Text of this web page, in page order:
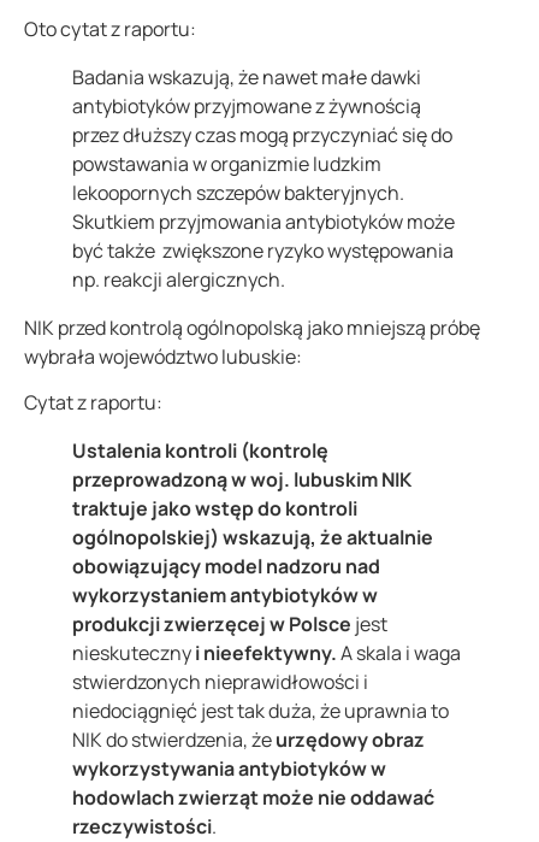
Oto cytat z raportu:
Badania wskazują, że nawet małe dawki
antybiotyków przyjmowane z żywnością
przez dłuższy czas mogą przyczyniać się do
powstawania w organizmie ludzkim
lekoopornych szczepów bakteryjnych.
Skutkiem przyjmowania antybiotyków może
być także zwiększone ryzyko występowania
np. reakcji alergicznych.
NIK przed kontrolą ogólnopolską jako mniejszą próbę
wybrała województwo lubuskie:
Cytat z raportu:
Ustalenia kontroli (kontrolę
przeprowadzoną w woj. lubuskim NIK
traktuje jako wstęp do kontroli
ogólnopolskiej) wskazują, że aktualnie
obowiązujący model nadzoru nad
wykorzystaniem antybiotyków w
produkcji zwierzęcej w Polsce jest
nieskutecznyi nieefektywny.A skala i waga
stwierdzonych nieprawidłowości i
niedociągnięć jest tak duża, że uprawnia to
NIK do stwierdzenia, żeurzędowy obraz
wykorzystywania antybiotyków w
hodowlach zwierząt może nie oddawać
rzeczywistości.